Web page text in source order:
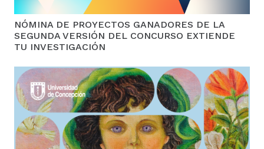
NÓMINA DE PROYECTOS GANADORES DE LA
SEGUNDA VERSIÓN DEL CONCURSO EXTIENDE
TU INVESTIGACIÓN